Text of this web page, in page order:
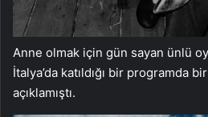
Anne olmak için gün sayan ünlü
İtalya’da katıldığı bir programda
açıklamıştı.